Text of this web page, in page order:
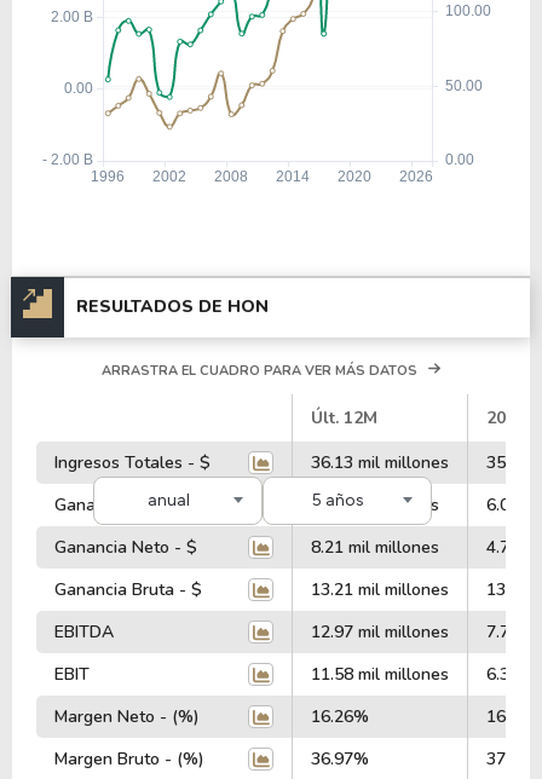
RESULTADOS DE HON
anual 5 años
ARRASTRA EL CUADRO PARA VER MÁS DATOS
Últ. 12M
2025
Ingresos Totales - $
36.13 mil millones
35.52
Ganancia Operativa - $
5.99 mil millones
6.05
Ganancia Neto - $
8.21 mil millones
4.73
Ganancia Bruta - $
13.21 mil millones
13.15
EBITDA
12.97 mil millones
7.74
EBIT
11.58 mil millones
6.36
Margen Neto - (%)
16.26%
Margen Bruto - (%)
36.97%